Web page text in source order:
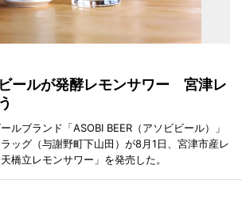
ールが発酵レモンサワー 宮津レ
ルブランド「ASOBI BEER（アソビビール）」
ッグ（与謝野町下山田）が8月1日、宮津市産レ
橋立レモンサワー」を発売した。